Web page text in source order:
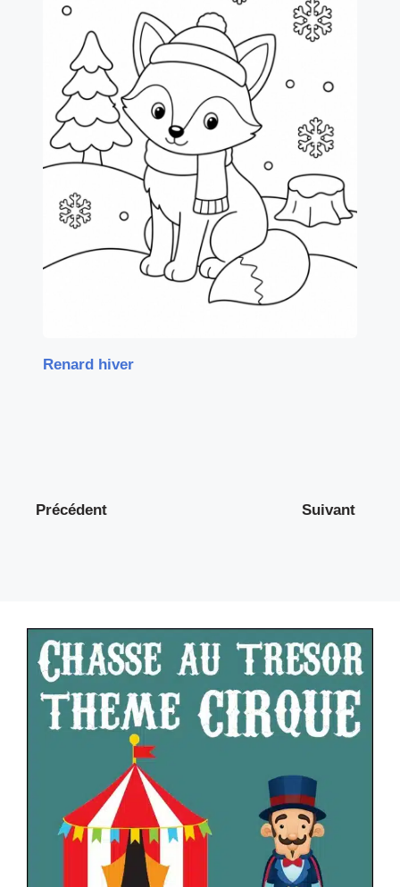
Renard hiver
Précédent Suivant